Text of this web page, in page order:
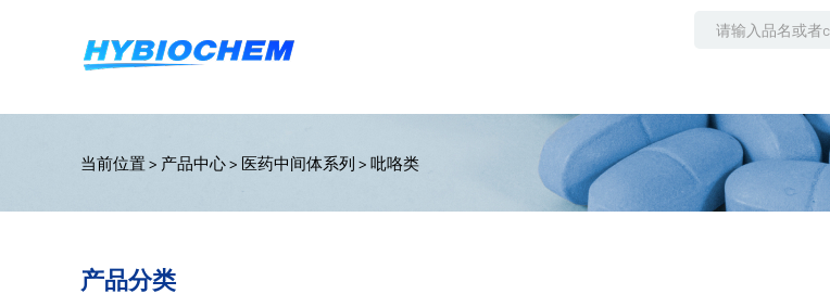
当前位置 > 产品中心> 医药中间体系列 > 吡咯类
产品分类